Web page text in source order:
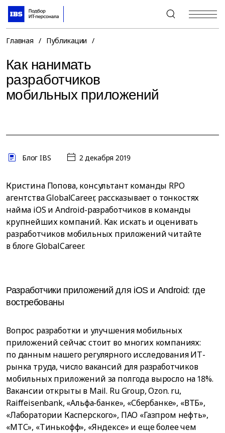
+7 (495) 967-80-80
Главная / Публикации /
Как нанимать
разработчиков
мобильных приложений
Блог IBS 2 декабря 2019
Кристина Попова, консультант команды RPO
агентства GlobalCareer, рассказывает о тонкостях
найма iOS и Android-разработчиков в команды
крупнейших компаний. Как искать и оценивать
разработчиков мобильных приложений читайте
в блоге GlobalCareer.
Разработчики приложений для iOS и Android: где
востребованы
Вопрос разработки и улучшения мобильных
приложений сейчас стоит во многих компаниях:
по данным нашего регулярного исследования ИТ-
рынка труда, число вакансий для разработчиков
мобильных приложений за полгода выросло на 18%.
Вакансии открыты в Mail. Ru Group, Ozon. ru,
Raiffeisenbank, «Альфа-банке», «Сбербанке», «ВТБ»,
«Лаборатории Касперского», ПАО «Газпром нефть»,
«МТС», «Тинькофф», «Яндексе» и еще более чем